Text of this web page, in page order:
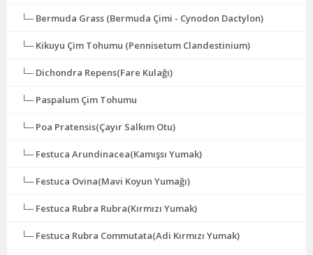
Bermuda Grass (Bermuda Çimi - Cynodon Dactylon)
Kikuyu Çim Tohumu (Pennisetum Clandestinium)
Dichondra Repens(Fare Kulağı)
Paspalum Çim Tohumu
Poa Pratensis(Çayır Salkım Otu)
Festuca Arundinacea(Kamışsı Yumak)
Festuca Ovina(Mavi Koyun Yumağı)
Festuca Rubra Rubra(Kırmızı Yumak)
Festuca Rubra Commutata(Adi Kırmızı Yumak)